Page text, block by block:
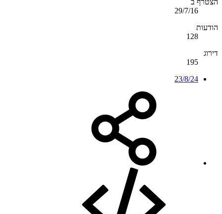
הצטרף ב
29/7/16
הודעות
128
דירוג
195
23/8/24